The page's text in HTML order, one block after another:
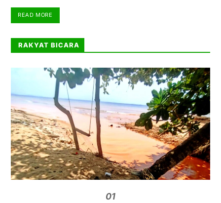
READ MORE
RAKYAT BICARA
01